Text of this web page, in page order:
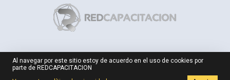
$ 1
Al navegar por este sitio estoy de acuerdo en el uso de cookies por
parte de REDCAPACITACION